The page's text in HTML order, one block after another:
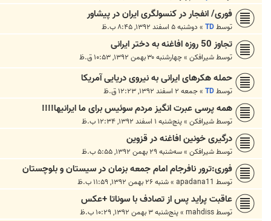
فوری/ انفجار در کنسولگری ایران در پیشاور
توسطTD
» دوشنبه ۵ اسفند ۱۳۹۲, ۸:۴۵ ب.ظ
تجاوز 50 روزه افاغنه به دختر ایرانی
توسطشیرافکن »چهارشنبه ۳۰ بهمن ۱۳۹۲, ۱۰:۵۳ ق.ظ
حمله هکرهای ایرانی به نیروی دریایی آمریکا
توسطTD
»جمعه ۲ اسفند ۱۳۹۲, ۱۲:۲۳ ق.ظ
همه پرسی عبرت انگیز مردم سوئیس برای ما ایرانیها!!!!
توسطشیرافکن »پنج‌شنبه ۱ اسفند ۱۳۹۲, ۱۲:۳۴ ب.ظ
درگیری خونین افاغنه در قزوین
توسطشیرافکن »سه‌شنبه ۲۹ بهمن ۱۳۹۲, ۵:۵۵ ب.ظ
فوری:ترور نافرجام امام جمعه بزمان در سیستان و بلوچستان
توسط apadana11
»شنبه ۲۶ بهمن ۱۳۹۲, ۱۱:۵۹ ب.ظ
عاقبت پراید پس از تصادف با سوناتا +عکس
توسطmahdiss
»پنج‌شنبه ۳ بهمن ۱۳۹۲, ۱۰:۲۹ ب.ظ